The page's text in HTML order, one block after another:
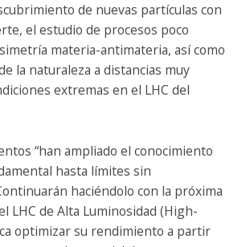
de nuevas partículas con
el estudio de procesos poco
materia-antimateria, así como
la naturaleza a distancias muy
extremas en el LHC del
“han ampliado el conocimiento
hasta límites sin
haciéndolo con la próxima
LHC de Alta Luminosidad (High-
optimizar su rendimiento a partir